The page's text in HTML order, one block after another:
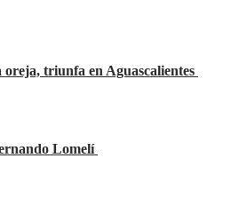
triunfa en Aguascalientes
Lomelí